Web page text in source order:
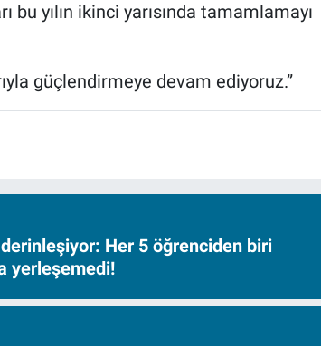
bu yılın ikinci yarısında tamamlamayı
güçlendirmeye devam ediyoruz.”
Her 5 öğrenciden biri
yerleşemedi!